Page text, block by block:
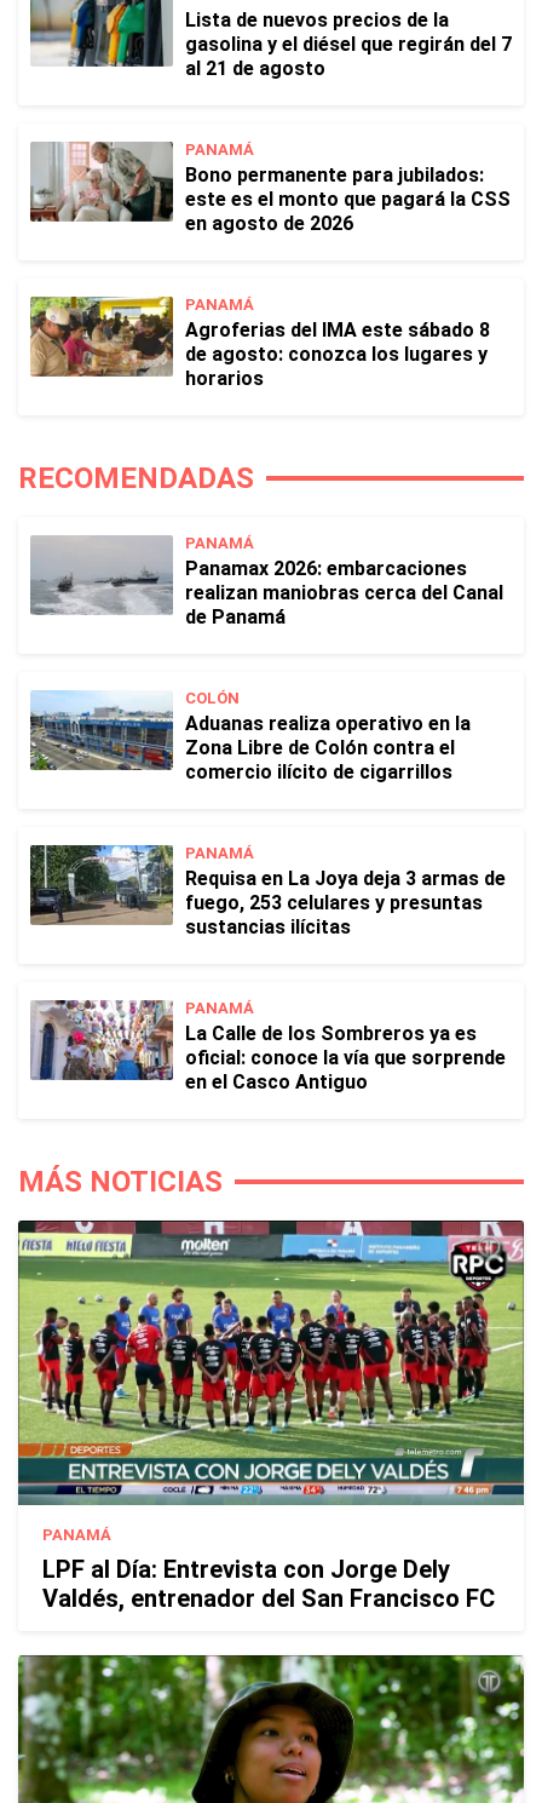
Lista de nuevos precios de la
gasolina y el diésel que regirán del 7
al 21 de agosto
PANAMÁ
Bono permanente para jubilados:
este es el monto que pagará la CSS
en agosto de 2026
PANAMÁ
Agroferias del IMA este sábado 8
de agosto: conozca los lugares y
horarios
RECOMENDADAS
PANAMÁ
Panamax 2026: embarcaciones
realizan maniobras cerca del Canal
de Panamá
COLÓN
Aduanas realiza operativo en la
Zona Libre de Colón contra el
comercio ilícito de cigarrillos
PANAMÁ
Requisa en La Joya deja 3 armas de
fuego, 253 celulares y presuntas
sustancias ilícitas
PANAMÁ
La Calle de los Sombreros ya es
oficial: conoce la vía que sorprende
en el Casco Antiguo
MÁS NOTICIAS
PANAMÁ
LPF al Día: Entrevista con Jorge Dely
Valdés, entrenador del San Francisco FC